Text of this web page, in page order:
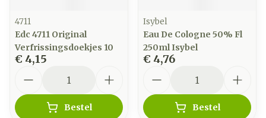
4711
Edc 4711 Original
Verfrissingsdoekjes 10
€ 4,15
Bestel
Isybel
Eau De Cologne 50% Fl
250ml Isybel
€ 4,76
Bestel